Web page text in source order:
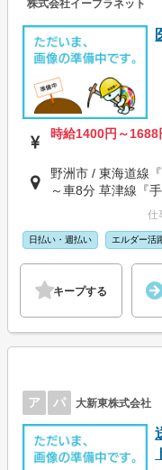
株式会社イープラネット
時給1400円～1688
野洲市 / 東海道線
～車8分 草津線『
仕
日払い・週払い エルダー活
キープする
ア パ 大新東株式会社